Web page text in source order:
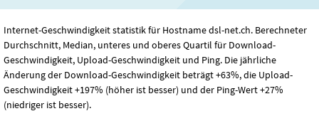
Internet-Geschwindigkeit statistik für Hostname dsl-net.ch. Berechneter
Durchschnitt, Median, unteres und oberes Quartil für Download-
Geschwindigkeit, Upload-Geschwindigkeit und Ping. Die jährliche
Änderung der Download-Geschwindigkeit beträgt +63%, die Upload-
Geschwindigkeit +197% (höher ist besser) und der Ping-Wert +27%
(niedriger ist besser).